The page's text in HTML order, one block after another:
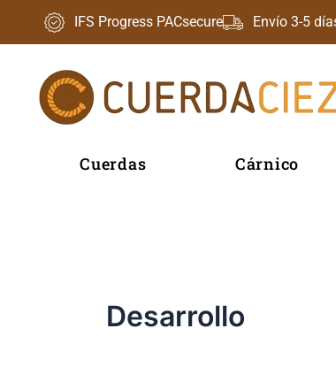
IFS Progress PACsecure Envío 3-5
Cuerdas Cárnico
Desarrollo